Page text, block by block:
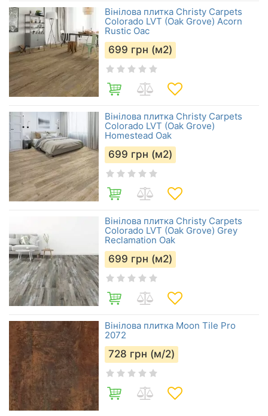
Вінілова плитка Christy Carpets
Colorado LVT (Oak Grove) Acorn
Rustic Oac
699 грн (м2)
Вінілова плитка Christy Carpets
Colorado LVT (Oak Grove)
Homestead Oak
699 грн (м2)
Вінілова плитка Christy Carpets
Colorado LVT (Oak Grove) Grey
Reclamation Oak
699 грн (м2)
Вінілова плитка Moon Tile Pro
2072
728 грн (м/2)